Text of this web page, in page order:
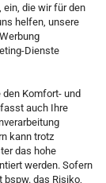
ein, die wir für den
helfen, unsere
Dienste
den Komfort- und
auch Ihre
kann trotz
das hohe
werden. Sofern
das Risiko,